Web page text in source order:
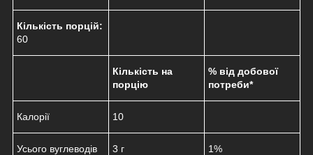
Кількість порцій:
60
Кількість на
порцію
% від добової
потреби*
Калорії 10
Усього вуглеводів 3 г 1%